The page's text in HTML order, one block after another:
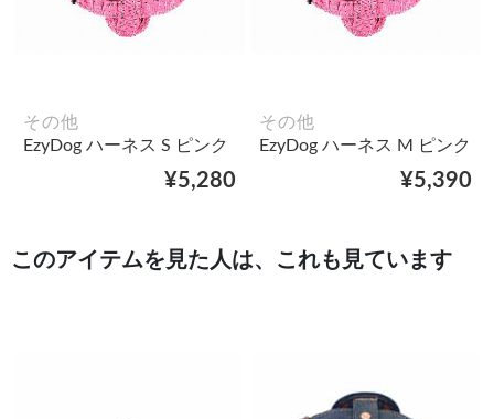
その他
EzyDog ハーネス S ピンク
¥5,280
その他
EzyDog ハーネス M ピンク
¥5,390
このアイテムを見た人は、これも見ています